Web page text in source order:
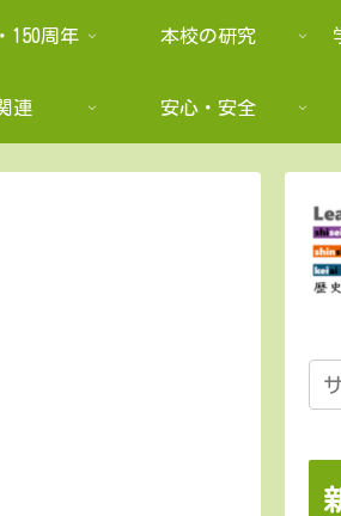
150周年 本校の研究
連 安心・安全